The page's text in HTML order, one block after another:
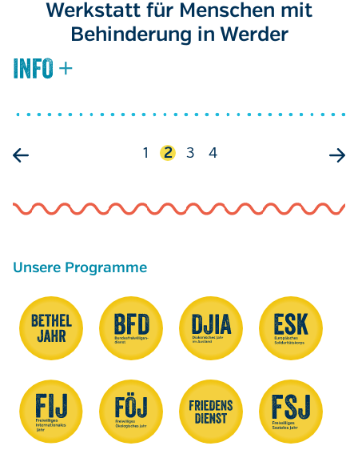
Werkstatt für Menschen mit
Behinderung in Werder
Seite
1
Aktuelle
2 Seite
3 Seite
4
Unsere Programme